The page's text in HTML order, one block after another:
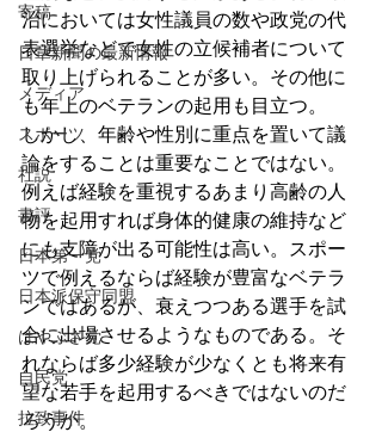
寄稿
日章新聞の最新情報
メディア
スポーツ
社説
書評
日本第一党
日本派保守同盟
はやぶさ党
自民党
拉致事件
治においては女性議員の数や政党の代
表選挙などで女性の立候補者について
取り上げられることが多い。その他に
も年上のベテランの起用も目立つ。
しかし、年齢や性別に重点を置いて議
論をすることは重要なことではない。
例えば経験を重視するあまり高齢の人
物を起用すれば身体的健康の維持など
にも支障が出る可能性は高い。スポー
ツで例えるならば経験が豊富なベテラ
ンではあるが、衰えつつある選手を試
合に出場させるようなものである。そ
れならば多少経験が少なくとも将来有
望な若手を起用するべきではないのだ
ろうか。